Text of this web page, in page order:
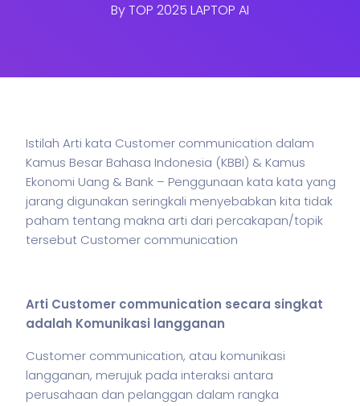
ByTOP 2025 LAPTOP AI
Istilah Arti kata Customer communication dalam
Kamus Besar Bahasa Indonesia (KBBI) & Kamus
Ekonomi Uang & Bank – Penggunaan kata kata yang
jarang digunakan seringkali menyebabkan kita tidak
paham tentang makna arti dari percakapan/topik
tersebut Customer communication
Arti Customer communication secara singkat
adalah Komunikasi langganan
Customer communication, atau komunikasi
langganan, merujuk pada interaksi antara
perusahaan dan pelanggan dalam rangka